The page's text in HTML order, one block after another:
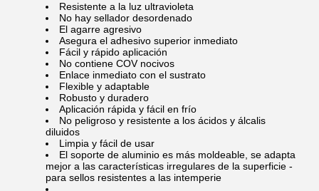
Resistente a la luz ultravioleta
No hay sellador desordenado
El agarre agresivo
Asegura el adhesivo superior inmediato
Fácil y rápido aplicación
No contiene COV nocivos
Enlace inmediato con el sustrato
Flexible y adaptable
Robusto y duradero
Aplicación rápida y fácil en frío
No peligroso y resistente a los ácidos y álcalis
diluidos
Limpia y fácil de usar
El soporte de aluminio es más moldeable, se adapta
mejor a las características irregulares de la superficie -
para sellos resistentes a las intemperie